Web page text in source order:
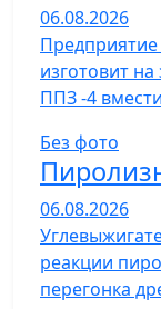
06.08.2026
изготовит
ППЗ -4
Без фото
06.08.2026
реакции
перегонка